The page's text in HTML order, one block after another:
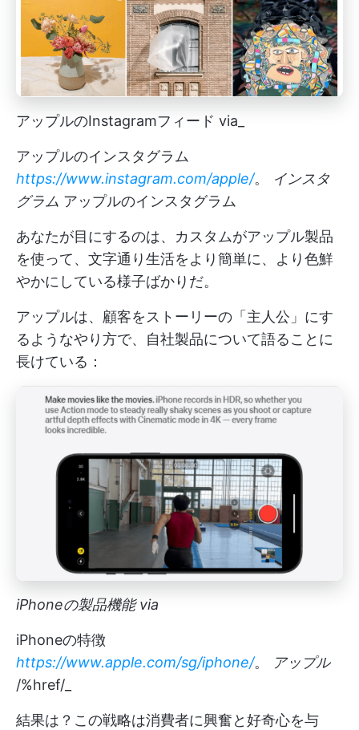
アップルのInstagramフィード via_
アップルのインスタグラム
https://www.instagram.com/apple/。
インスタ
グラム アップルのインスタグラム
あなたが目にするのは、カスタムがアップル製品
を使って、文字通り生活をより簡単に、より色鮮
やかにしている様子ばかりだ。
アップルは、顧客をストーリーの「主人公」にす
るようなやり方で、自社製品について語ることに
長けている：
iPhoneの製品機能 via
iPhoneの特徴
https://www.apple.com/sg/iphone/。
アップル
/%href/_
結果は？この戦略は消費者に興奮と好奇心を与